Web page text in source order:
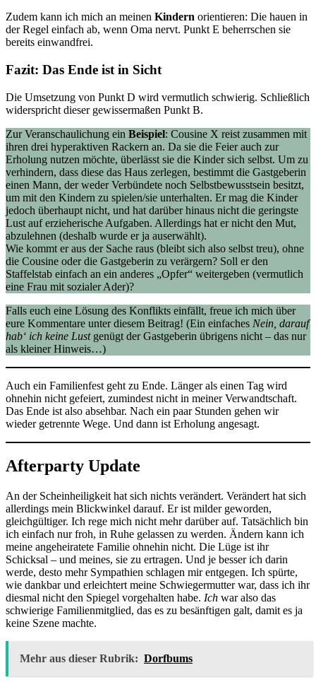
Zudem kann ich mich an meinen Kindern orientieren: Die hauen in
der Regel einfach ab, wenn Oma nervt. Punkt E beherrschen sie
bereits einwandfrei.
Fazit: Das Ende ist in Sicht
Die Umsetzung von Punkt D wird vermutlich schwierig. Schließlich
widerspricht dieser gewissermaßen Punkt B.
Zur Veranschaulichung ein Beispiel: Cousine X reist zusammen mit
ihren drei hyperaktiven Rackern an. Da sie die Feier auch zur
Erholung nutzen möchte, überlässt sie die Kinder sich selbst. Um zu
verhindern, dass diese das Haus zerlegen, bestimmt die Gastgeberin
einen Mann, der weder Verbündete noch Selbstbewusstsein besitzt,
um mit den Kindern zu spielen/sie unterhalten. Er mag die Kinder
jedoch überhaupt nicht, und hat darüber hinaus nicht die geringste
Lust auf erzieherische Aufgaben. Allerdings hat er nicht den Mut,
abzulehnen (deshalb wurde er ja auserwählt).
Wie kommt er aus der Sache raus (bleibt sich also selbst treu), ohne
die Cousine oder die Gastgeberin zu verärgern? Soll er den
Staffelstab einfach an ein anderes „Opfer“ weitergeben (vermutlich
eine Frau mit sozialer Ader)?
Falls euch eine Lösung des Konflikts einfällt, freue ich mich über
eure Kommentare unter diesem Beitrag! (Ein einfaches Nein, darauf
hab‘ ich keine Lust genügt der Gastgeberin übrigens nicht – das nur
als kleiner Hinweis…)
Auch ein Familienfest geht zu Ende. Länger als einen Tag wird
ohnehin nicht gefeiert, zumindest nicht in meiner Verwandtschaft.
Das Ende ist also absehbar. Nach ein paar Stunden gehen wir
wieder getrennte Wege. Und dann ist Erholung angesagt.
Afterparty Update
An der Scheinheiligkeit hat sich nichts verändert. Verändert hat sich
allerdings mein Blickwinkel darauf. Er ist milder geworden,
gleichgültiger. Ich rege mich nicht mehr darüber auf. Tatsächlich bin
ich einfach nur froh, in Ruhe gelassen zu werden. Ändern kann ich
meine angeheiratete Familie ohnehin nicht. Die Lüge ist ihr
Schicksal – und meines, sie zu ertragen. Und je besser ich darin
werde, desto mehr Sympathien schlagen mir entgegen. Ich spürte,
wie dankbar und erleichtert meine Schwiegermutter war, dass ich ihr
diesmal nicht den Spiegel vorgehalten habe. Ich war also das
schwierige Familienmitglied, das es zu besänftigen galt, damit es ja
keine Szene machte.
Mehr aus dieser Rubrik: Dorfbums